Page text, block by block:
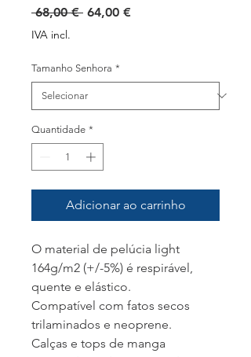
68,00 € Preço
64,00 €
IVA incl.
Tamanho Senhora *
Quantidade *
Adicionar ao carrinho
O material de pelúcia light
164g/m2 (+/-5%) é respirável,
quente e elástico.
Compatível com fatos secos
trilaminados e neoprene.
Calças e tops de manga